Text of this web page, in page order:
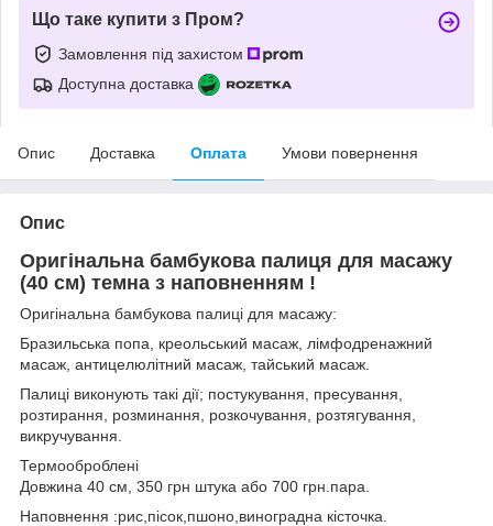
Що таке купити з Пром?
Замовлення під захистом
Доступна доставка
Опис Доставка Оплата Умови повернення
Опис
Оригінальна бамбукова палиця для масажу
(40 см) темна з наповненням !
Оригінальна бамбукова палиці для масажу:
Бразильська попа, креольський масаж, лімфодренажний
масаж, антицелюлітний масаж, тайський масаж.
Палиці виконують такі дії; постукування, пресування,
розтирання, розминання, розкочування, розтягування,
викручування.
Термооброблені
Довжина 40 см, 350 грн штука або 700 грн.пара.
Наповнення :рис,пісок,пшоно,виноградна кісточка.